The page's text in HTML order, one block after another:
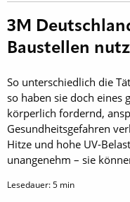
3M
Baustellen
So unterschiedlich die
so haben sie doch eines
körperlich fordernd,
Gesundheitsgefahren
Hitze und hohe UV-
unangenehm – sie
Lesedauer:5 min